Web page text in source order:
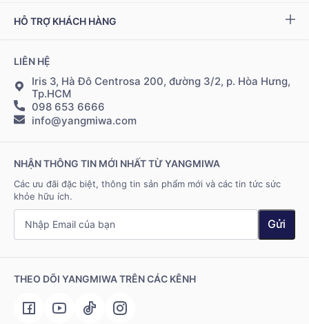
Bộ kiểm tra NAD +
Tuyển dụng
Điều khoản sử dụng
Chính sách đại lý
HỖ TRỢ KHÁCH HÀNG
Đặt hàng & thanh toán
Giao hàng & vận chuyển
Hệ thống điểm bán
LIÊN HỆ
Iris 3, Hà Đô Centrosa 200, đường 3/2, p. Hòa Hưng,
Tp.HCM
098 653 6666
info@yangmiwa.com
NHẬN THÔNG TIN MỚI NHẤT TỪ YANGMIWA
Các ưu đãi đặc biệt, thông tin sản phẩm mới và các tin tức sức
khỏe hữu ích.
Gửi
THEO DÕI YANGMIWA TRÊN CÁC KÊNH